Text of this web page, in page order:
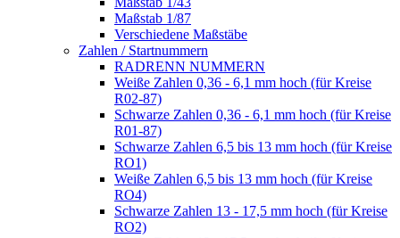
Maßstab 1/87
Verschiedene Maßstäbe
Zahlen / Startnummern
RADRENN NUMMERN
Weiße Zahlen 0,36 - 6,1 mm hoch (für Kreise
R02-87)
Schwarze Zahlen 0,36 - 6,1 mm hoch (für Kreise
R01-87)
Schwarze Zahlen 6,5 bis 13 mm hoch (für Kreise
RO1)
Weiße Zahlen 6,5 bis 13 mm hoch (für Kreise
RO4)
Schwarze Zahlen 13 - 17,5 mm hoch (für Kreise
RO2)